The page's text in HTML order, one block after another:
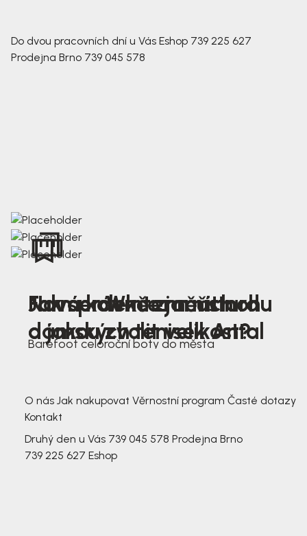
Do dvou pracovních dní u Vás Eshop 739 225 627
Prodejna Brno 739 045 578
Nová kolekce jarních
dámských tenisek Antal
Jak správně změřit nohu
a jakou zvolit velikost?
Farmer Winter mustard
Barefoot celoroční boty do města
O nás Jak nakupovat Věrnostní program Časté dotazy
Kontakt
Druhý den u Vás 739 045 578 Prodejna Brno
739 225 627 Eshop